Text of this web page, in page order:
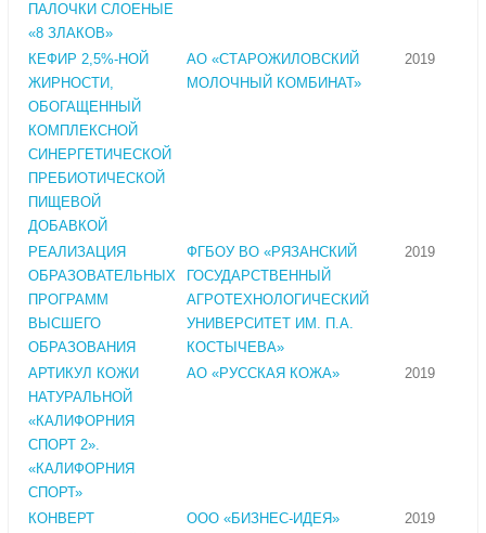
ПАЛОЧКИ СЛОЕНЫЕ
«8 ЗЛАКОВ»
КЕФИР 2,5%-НОЙ
ЖИРНОСТИ,
ОБОГАЩЕННЫЙ
КОМПЛЕКСНОЙ
СИНЕРГЕТИЧЕСКОЙ
ПРЕБИОТИЧЕСКОЙ
ПИЩЕВОЙ
ДОБАВКОЙ
АО «СТАРОЖИЛОВСКИЙ
МОЛОЧНЫЙ КОМБИНАТ»
2019
РЕАЛИЗАЦИЯ
ОБРАЗОВАТЕЛЬНЫХ
ПРОГРАММ
ВЫСШЕГО
ОБРАЗОВАНИЯ
ФГБОУ ВО «РЯЗАНСКИЙ
ГОСУДАРСТВЕННЫЙ
АГРОТЕХНОЛОГИЧЕСКИЙ
УНИВЕРСИТЕТ ИМ. П.А.
КОСТЫЧЕВА»
2019
АРТИКУЛ КОЖИ
НАТУРАЛЬНОЙ
«КАЛИФОРНИЯ
СПОРТ 2».
«КАЛИФОРНИЯ
СПОРТ»
АО «РУССКАЯ КОЖА» 2019
КОНВЕРТ
ООО «БИЗНЕС-ИДЕЯ» 2019